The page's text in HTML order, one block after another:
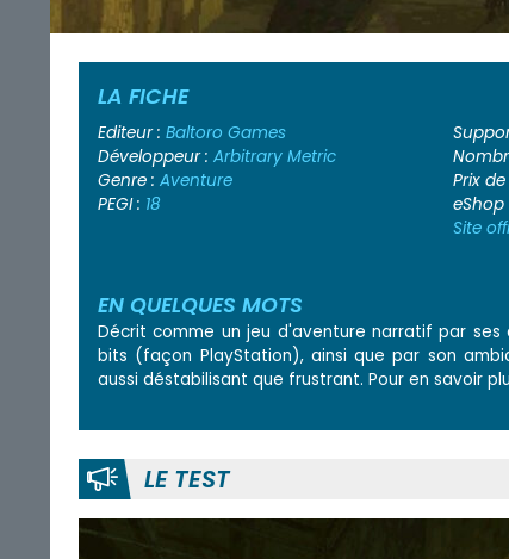
LA FICHE
Editeur : Baltoro Games
Développeur : Arbitrary Metric
Genre : Aventure
PEGI : 18
Prix
Site
EN QUELQUES MOTS
Décrit comme un jeu d'aventure narratif par
bits (façon PlayStation), ainsi que par son
aussi déstabilisant que frustrant. Pour en savoir
LE TEST